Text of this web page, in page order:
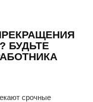
БУДЬТЕ
срочные